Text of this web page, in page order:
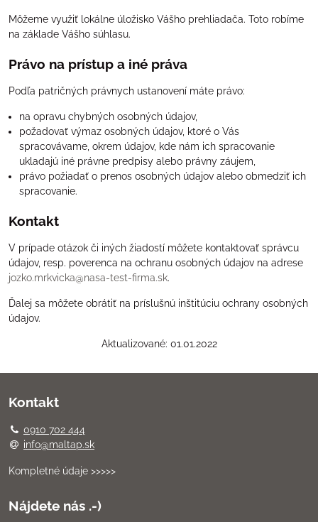
Môžeme využiť lokálne úložisko Vášho prehliadača. Toto robíme
na základe Vášho súhlasu.
Právo na prístup a iné práva
Podľa patričných právnych ustanovení máte právo:
na opravu chybných osobných údajov,
požadovať výmaz osobných údajov, ktoré o Vás
spracovávame, okrem údajov, kde nám ich spracovanie
ukladajú iné právne predpisy alebo právny záujem,
právo požiadať o prenos osobných údajov alebo obmedziť ich
spracovanie.
Kontakt
V prípade otázok či iných žiadostí môžete kontaktovať správcu
údajov, resp. poverenca na ochranu osobných údajov na adrese
jozko.mrkvicka@nasa-test-firma.sk.
Ďalej sa môžete obrátiť na príslušnú inštitúciu ochrany osobných
údajov.
Aktualizované: 01.01.2022
Kontakt
0910 702 444
info@maltap.sk
Kompletné údaje >>>>>
Nájdete nás .-)